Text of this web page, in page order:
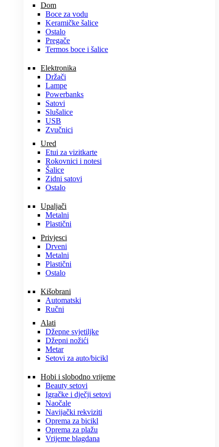
Dom
Boce za vodu
Keramičke šalice
Ostalo
Pregače
Termos boce i šalice
Elektronika
Držači
Lampe
Powerbanks
Satovi
Slušalice
USB
Zvučnici
Ured
Etui za vizitkarte
Rokovnici i notesi
Šalice
Zidni satovi
Ostalo
Upaljači
Metalni
Plastični
Privjesci
Drveni
Metalni
Plastični
Ostalo
Kišobrani
Automatski
Ručni
Alati
Džepne svjetiljke
Džepni nožići
Metar
Setovi za auto/bicikl
Hobi i slobodno vrijeme
Beauty setovi
Igračke i dječji setovi
Naočale
Navijački rekviziti
Oprema za bicikl
Oprema za plažu
Vrijeme blagdana